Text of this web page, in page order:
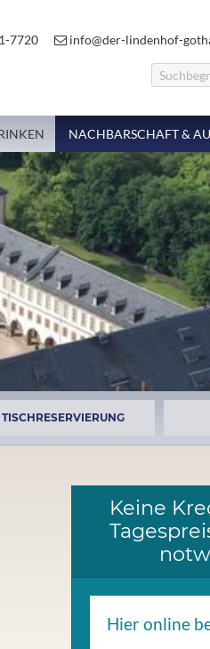
7720 info@der-lindenhof-
NACHBARSCHAFT &
TISCHRESERVIERUNG
Keine
Hier online